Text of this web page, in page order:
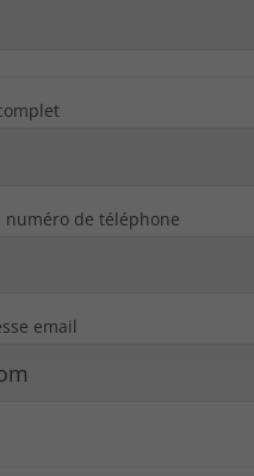
numéro de téléphone
email